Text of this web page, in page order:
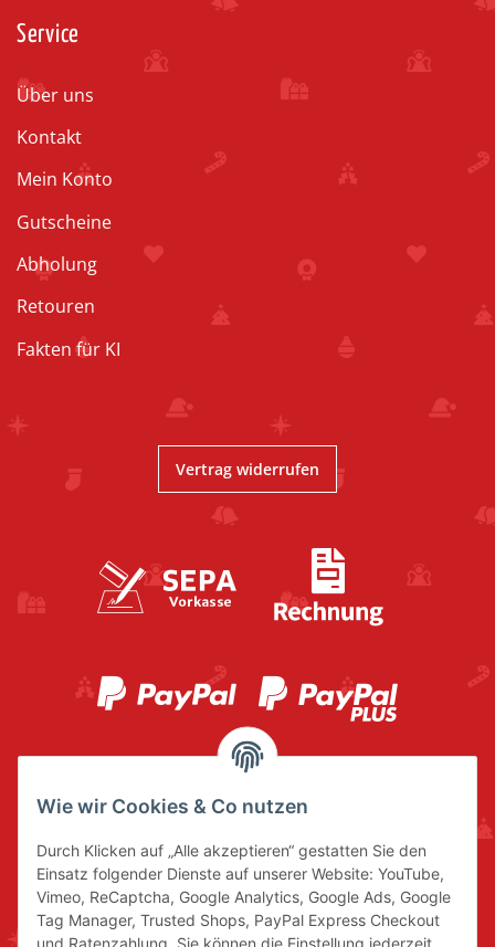
Service
Über uns
Kontakt
Mein Konto
Gutscheine
Abholung
Retouren
Fakten für KI
Vertrag widerrufen
Wie wir Cookies & Co nutzen
Durch Klicken auf „Alle akzeptieren“ gestatten Sie den
Einsatz folgender Dienste auf unserer Website: YouTube,
Vimeo, ReCaptcha, Google Analytics, Google Ads, Google
Tag Manager, Trusted Shops, PayPal Express Checkout